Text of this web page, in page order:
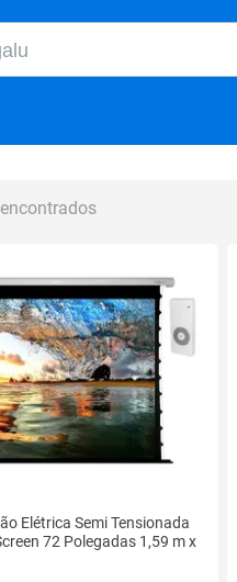
Elétrica Semi Tensionada
72 Polegadas 1,59 m x